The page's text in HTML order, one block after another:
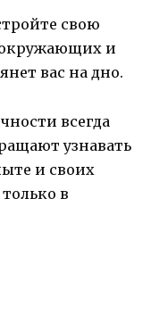
свою
окружающих и
вас на дно.
всегда
узнавать
и своих
в